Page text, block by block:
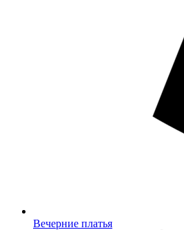
Вечерние платья